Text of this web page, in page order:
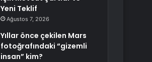
Yeni Teklif
Ağustos 7, 2026
Yıllar önce çekilen Mars
fotoğrafındaki “gizemli
insan” kim?